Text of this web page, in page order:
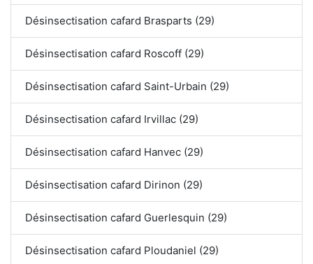
Désinsectisation cafard Brasparts (29)
Désinsectisation cafard Roscoff (29)
Désinsectisation cafard Saint-Urbain (29)
Désinsectisation cafard Irvillac (29)
Désinsectisation cafard Hanvec (29)
Désinsectisation cafard Dirinon (29)
Désinsectisation cafard Guerlesquin (29)
Désinsectisation cafard Ploudaniel (29)